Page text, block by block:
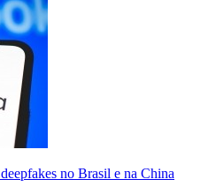
no Brasil e na China